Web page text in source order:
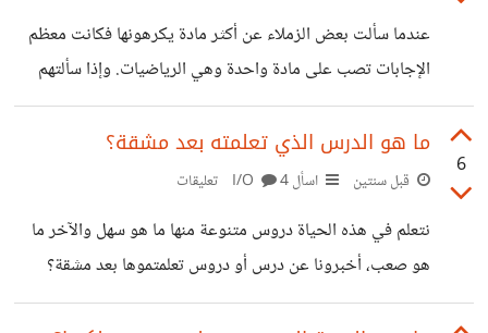
أسباب التسويف يجب علينا أن نعرف معنى التسويف: التسويف
يحدث للشخص الذي عليه القيام بأمر أو مهمة ولكنه لا يحبها
عندما سألت بعض الزملاء عن أكثر مادة يكرهونها فكانت معظم
الإجابات تصب على مادة واحدة وهي الرياضيات. وإذا سألتهم
عن سبب كرههم لها أخبروك أنه بسبب صعوبتها وعدم فهمهم لها
وأنها تتطلب قدرا كبير من الجهد للدراسة على خلاف بعض المواد
الآخرى ناهيك عن عدم معرفة الجدوى من معظم الأفكار التي
العالم، فهذه معضلة كبيرة لا بد من إيجاد حل لها. أنا هنا لن
أتحدث عن هذا الكره وعن الطريقة الخاطئة
6
ما هو الدرس الذي تعلمته بعد مشقة؟
قبل سنتين اسأل I/O4 تعليقات
نتعلم في هذه الحياة دروس متنوعة منها ما هو سهل والآخر ما
هو صعب، أخبرونا عن درس أو دروس تعلمتموها بعد مشقة؟
وفقكم الله.